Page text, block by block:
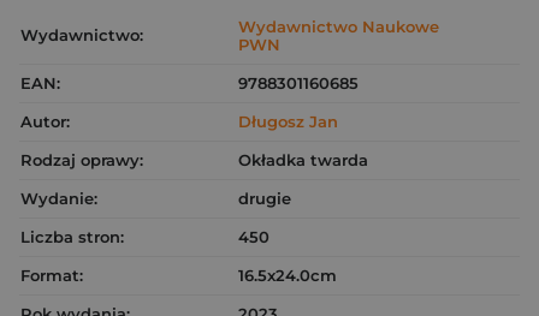
Wydawnictwo:
Wydawnictwo Naukowe
PWN
EAN:
9788301160685
Autor:
Długosz Jan
Rodzaj oprawy:
Okładka twarda
Wydanie:
drugie
Liczba stron:
450
Format:
16.5x24.0cm